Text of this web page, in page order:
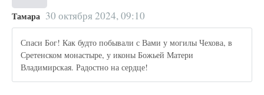
Тамара 30 октября 2024, 09:10
Спаси Бог! Как будто побывали с Вами у могилы Чехова, в
Сретенском монастыре, у иконы Божьей Матери
Владимирская. Радостно на сердце!